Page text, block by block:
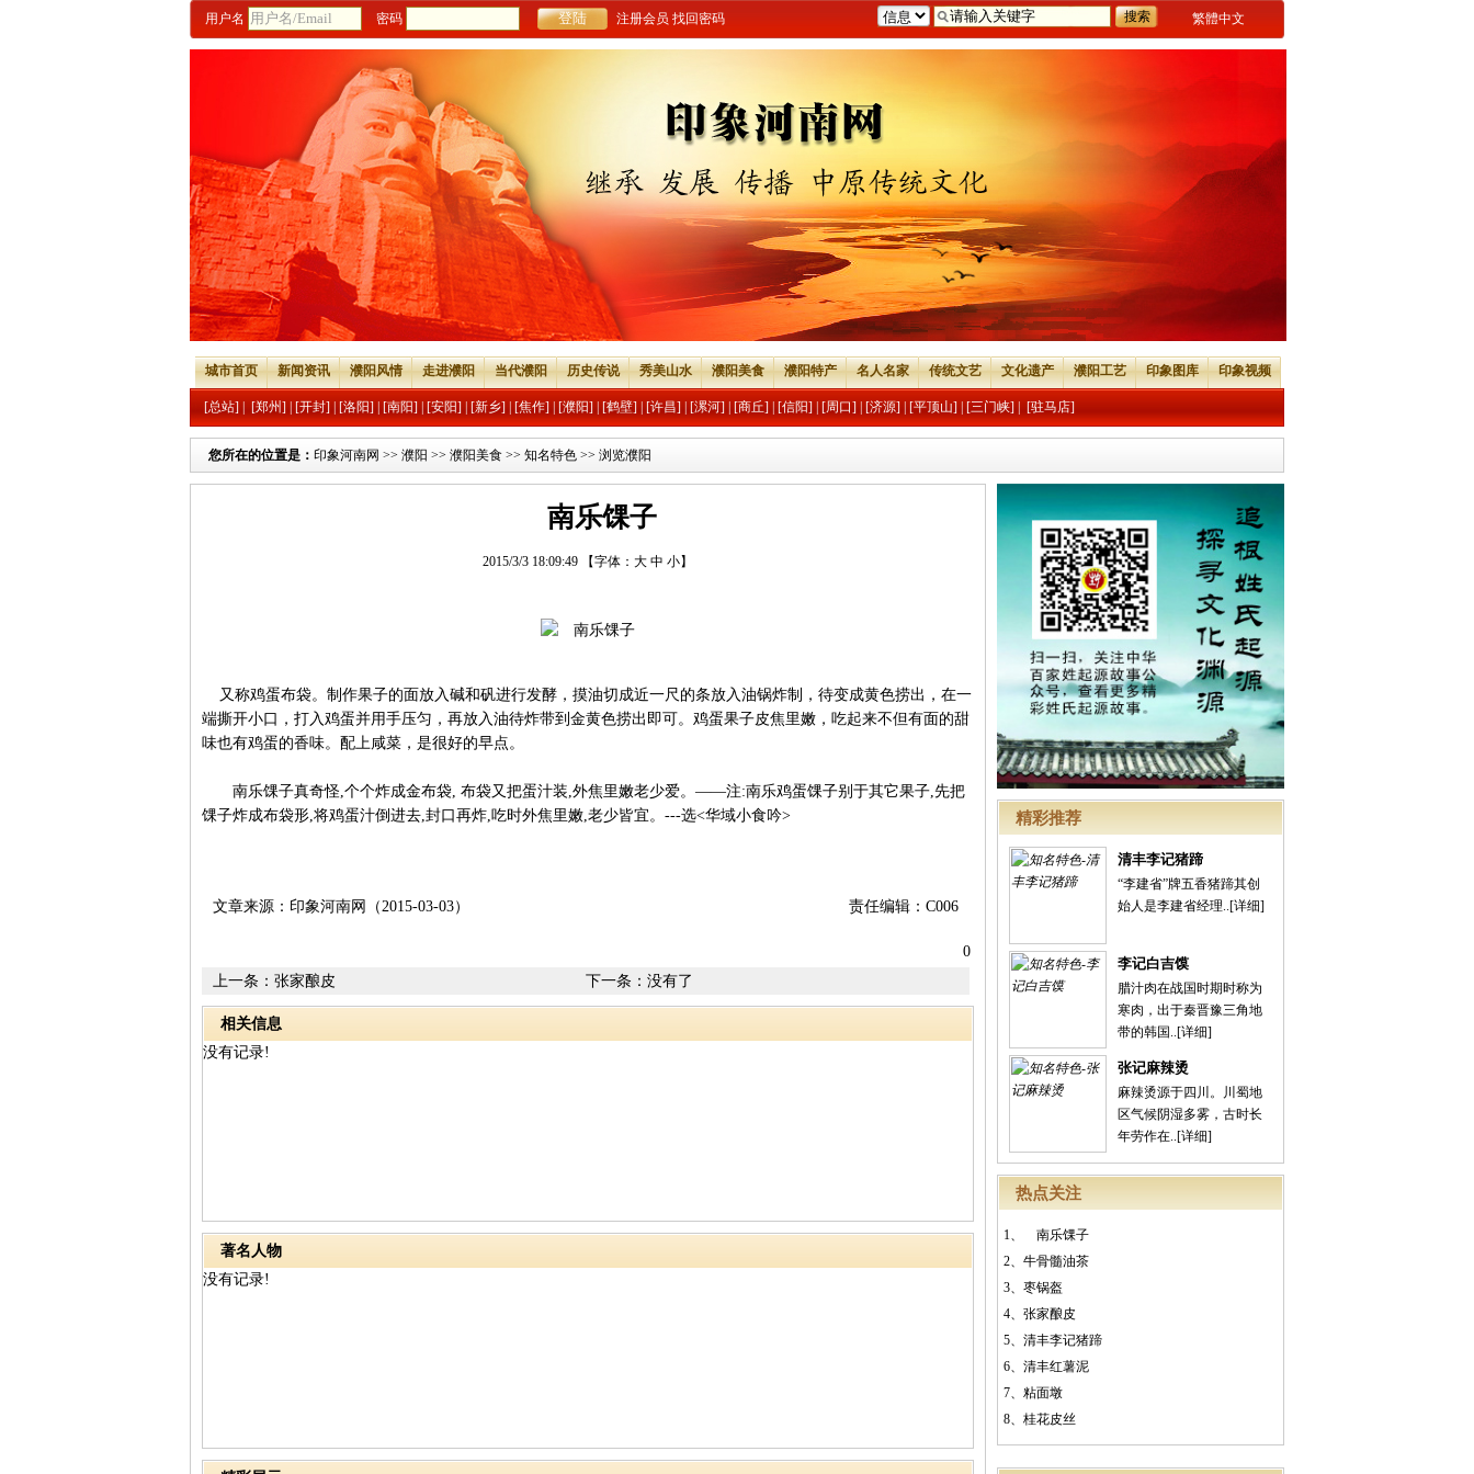
繁體中文
用户名 密码 注册会员 找回密码
城市首页 新闻资讯 濮阳风情 走进濮阳 当代濮阳 历史传说 秀美山水 濮阳美食 濮阳特产 名人名家 传统文艺 文化遗产 濮阳工艺 印象图库 印象视频
[总站] [郑州] [开封] [洛阳] [南阳] [安阳] [新乡] [焦作] [濮阳] [鹤壁] [许昌] [漯河] [商丘] [信阳] [周口] [济源] [平顶山] [三门峡] [驻马店]
您所在的位置是： 印象河南网 >> 濮阳 >> 濮阳美食 >> 知名特色 >> 浏览濮阳
精彩推荐
清丰李记猪蹄
“李建省”牌五香猪蹄其创
始人是李建省经理..[详细]
李记白吉馍
腊汁肉在战国时期时称为
寒肉，出于秦晋豫三角地
带的韩国..[详细]
张记麻辣烫
麻辣烫源于四川。川蜀地
区气候阴湿多雾，古时长
年劳作在..[详细]
热点关注
1、
南乐馃子
2、 牛骨髓油茶
3、 枣锅盔
4、 张家酿皮
5、 清丰李记猪蹄
6、 清丰红薯泥
7、 粘面墩
8、 桂花皮丝
南乐馃子
2015/3/3 18:09:49 【字体： 大 中 小】
又称鸡蛋布袋。制作果子的面放入碱和矾进行发酵，摸油切成近一尺的条放入油锅炸制，待变成黄色捞出，在一
端撕开小口，打入鸡蛋并用手压匀，再放入油待炸带到金黄色捞出即可。鸡蛋果子皮焦里嫩，吃起来不但有面的甜
味也有鸡蛋的香味。配上咸菜，是很好的早点。
南乐馃子真奇怪,个个炸成金布袋, 布袋又把蛋汁装,外焦里嫩老少爱。——注:南乐鸡蛋馃子别于其它果子,先把
馃子炸成布袋形,将鸡蛋汁倒进去,封口再炸,吃时外焦里嫩,老少皆宜。---选<华域小食吟>
责任编辑：C006
文章来源：印象河南网（2015-03-03）
0
下一条：没有了
上一条： 张家酿皮
相关信息
没有记录!
著名人物
没有记录!